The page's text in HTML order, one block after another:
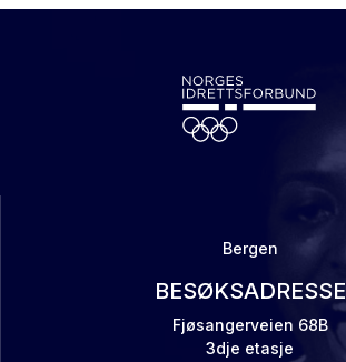
Bergen
BESØKSADRESSE
Fjøsangerveien 68B
3dje etasje